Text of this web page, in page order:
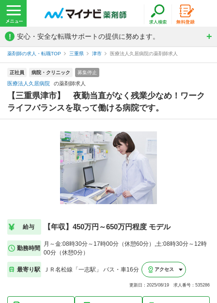
! 安心・安全な転職サポートの提供に努めます。
薬剤師の求人・転職TOP 三重県 津市 医療法人久居病院の薬剤師求人
正社員 病院・クリニック 募集停止
医療法人久居病院 の薬剤師求人
【三重県津市】 夜勤当直がなく残業少なめ！ワーク
ライフバランスを取って働ける病院です。
給与 【年収】450万円～650万円程度 モデル
勤務時間
月～金:08時30分～17時00分（休憩60分）,土:08時30分～12時
00分（休憩0分）
最寄り駅 ＪＲ名松線「一志駅」 バス・車16分 アクセス
更新日：2025/08/19 求人番号：535286